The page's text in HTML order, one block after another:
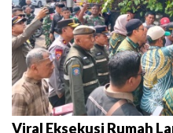
Viral Eksekusi Rumah